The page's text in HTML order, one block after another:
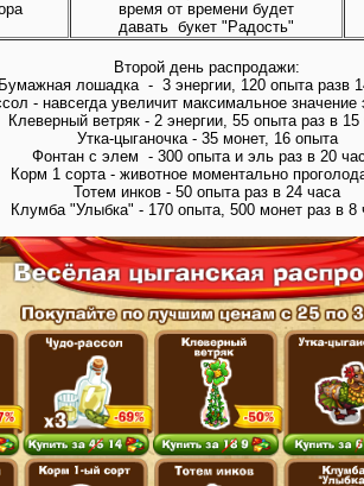
время от времени будет
давать букет "Радость"
Второй день распродажи:
Бумажная лошадка - 3 энергии, 120 опыта разв
- навсегда увеличит максимальное значение
Клеверный ветряк - 2 энергии, 55 опыта раз в 15
Утка-цыганочка - 35 монет, 16 опыта
Фонтан с элем - 300 опыта и эль раз в 20
Корм 1 сорта - животное моментально
Тотем инков - 50 опыта раз в 24 часа
Клумба "Улыбка" - 170 опыта, 500 монет раз в 8